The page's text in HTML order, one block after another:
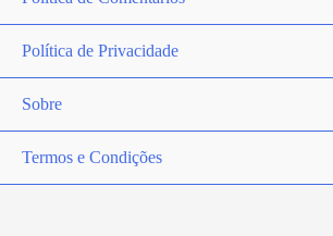
Política de Privacidade
Sobre
Termos e Condições